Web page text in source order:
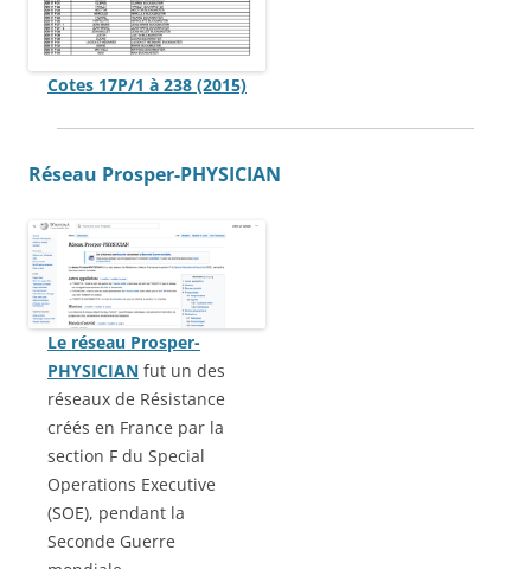
Cotes 17P/1 à 238 (2015)
Réseau Prosper-PHYSICIAN
Le réseau Prosper-
PHYSICIAN fut un des
réseaux de Résistance
créés en France par la
section F du Special
Operations Executive
(SOE), pendant la
Seconde Guerre